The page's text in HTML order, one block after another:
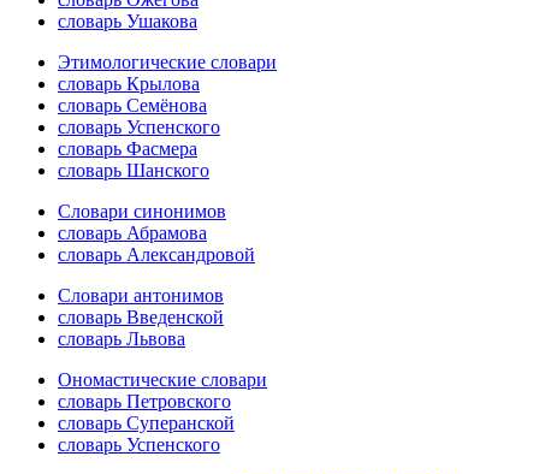
словарь Ушакова
Этимологические словари
словарь Крылова
словарь Семёнова
словарь Успенского
словарь Фасмера
словарь Шанского
Словари синонимов
словарь Абрамова
словарь Александровой
Словари антонимов
словарь Введенской
словарь Львова
Ономастические словари
словарь Петровского
словарь Суперанской
словарь Успенского